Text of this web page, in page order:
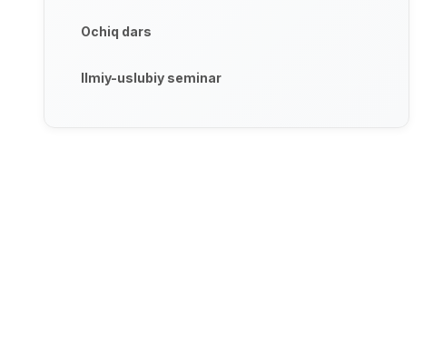
Ochiq dars
Ilmiy-uslubiy seminar